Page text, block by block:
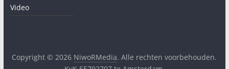
Video
Copyright © 2026 NiwoRMedia. Alle rechten voorbehouden.